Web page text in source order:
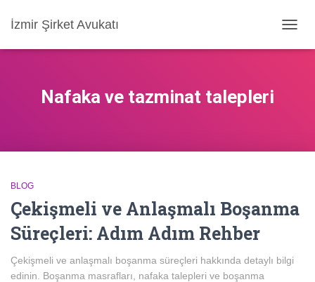
İzmir Şirket Avukatı
AÇ/
Nafaka ve tazminat talepleri
BLOG
Çekişmeli ve Anlaşmalı Boşanma
Süreçleri: Adım Adım Rehber
Çekişmeli ve anlaşmalı boşanma süreçleri hakkında detaylı bilgi
edinin. Boşanma masrafları, nafaka talepleri ve boşanma